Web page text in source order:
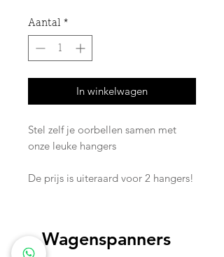
Aantal *
In winkelwagen
Stel zelf je oorbellen samen met
onze leuke hangers
De prijs is uiteraard voor 2 hangers!
Wagenspanners